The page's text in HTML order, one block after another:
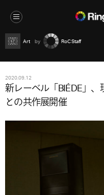
Art RoC Staff
2020.09.12
新レーベル「BIÉDE」
との共作展開催